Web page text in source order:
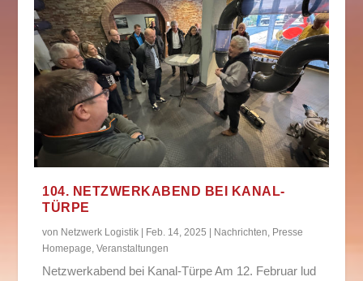
104. NETZWERKABEND BEI KANAL-
TÜRPE
von Netzwerk Logistik Feb. 14, 2025 Nachrichten, Presse
Homepage,Veranstaltungen
Netzwerkabend bei Kanal-Türpe Am 12. Februar lud